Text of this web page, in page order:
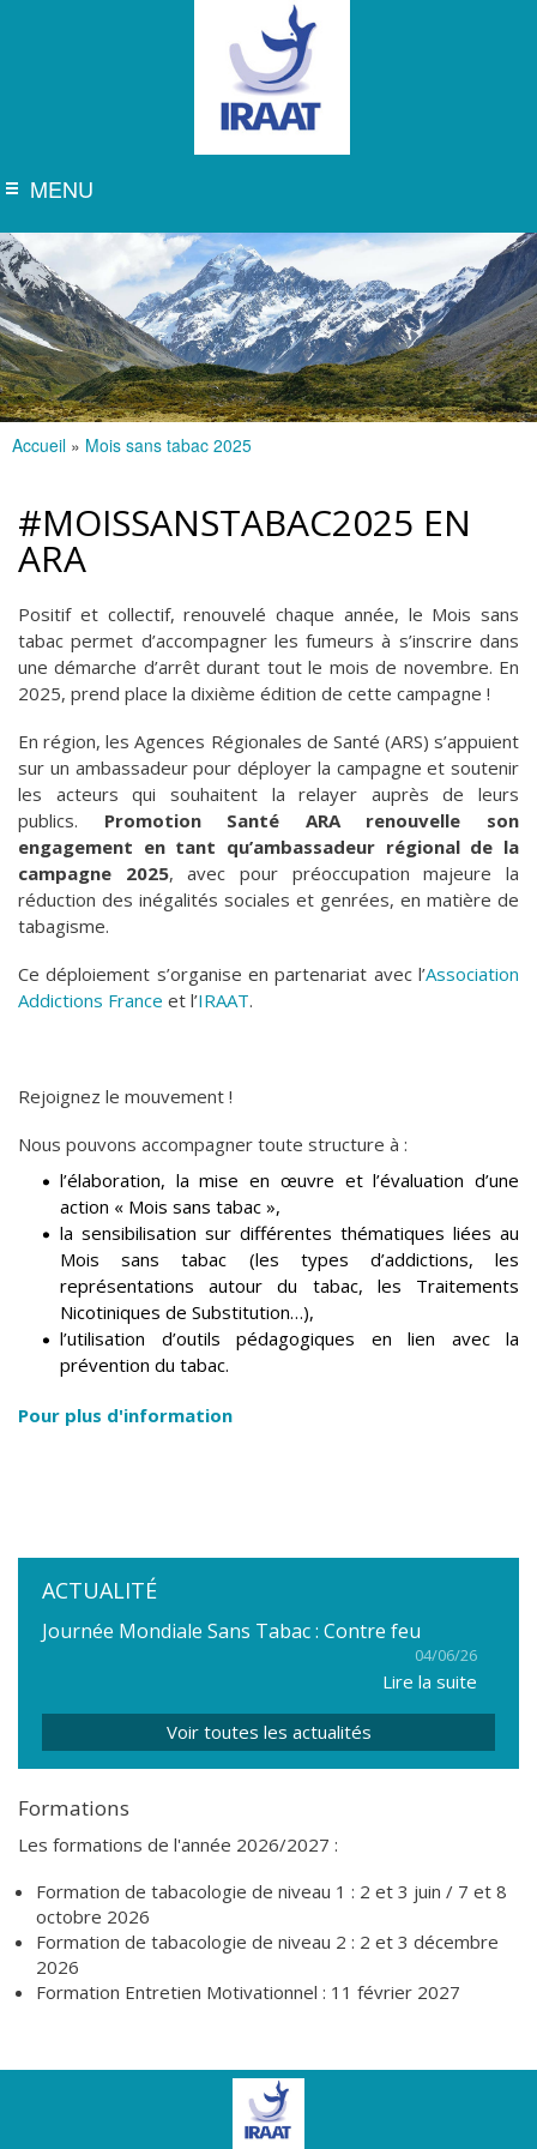
contenu
principal
iraat
MenuMENU
Vous êtes ici
Accueil » Mois sans tabac 2025
#MOISSANSTABAC2025 EN
ARA
Positif et collectif, renouvelé chaque année, le Mois sans
tabac permet d’accompagner les fumeurs à s’inscrire dans
une démarche d’arrêt durant tout le mois de novembre. En
2025, prend place la dixième édition de cette campagne !
En région, les Agences Régionales de Santé (ARS) s’appuient
sur un ambassadeur pour déployer la campagne et soutenir
les acteurs qui souhaitent la relayer auprès de leurs
publics. Promotion Santé ARA renouvelle son
engagement en tant qu’ambassadeur régional de la
campagne 2025, avec pour préoccupation majeure la
réduction des inégalités sociales et genrées, en matière de
tabagisme.
Ce déploiement s’organise en partenariat avec l’Association
Addictions France et l’IRAAT.
Rejoignez le mouvement !
Nous pouvons accompagner toute structure à :
l’élaboration, la mise en œuvre et l’évaluation d’une
action « Mois sans tabac »,
la sensibilisation sur différentes thématiques liées au
Mois sans tabac (les types d’addictions, les
représentations autour du tabac, les Traitements
Nicotiniques de Substitution…),
l’utilisation d’outils pédagogiques en lien avec la
prévention du tabac.
Pour plus d'information
ACTUALITÉ
Journée Mondiale Sans Tabac : Contre feu
04/06/26
Lire la suite
Voir toutes les actualités
Formations
Les formations de l'année 2026/2027 :
Formation de tabacologie de niveau 1 : 2 et 3 juin / 7 et 8
octobre 2026
Formation de tabacologie de niveau 2 : 2 et 3 décembre
2026
Formation Entretien Motivationnel : 11 février 2027